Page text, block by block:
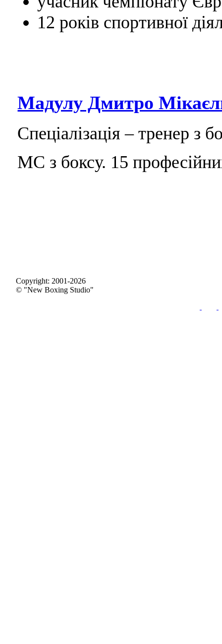
12 років спортивної
Мадулу Дмитро
Спеціалізація – тренер з
МС з боксу. 15
Copyright: 2001-2026
© "New Boxing Studio"